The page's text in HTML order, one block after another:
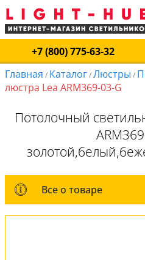
+7 (800) 775-63-32
Главная / Каталог/Люстры /
люстра Lea ARM369-03-G
Потолочный
Все о товаре
Все о товаре